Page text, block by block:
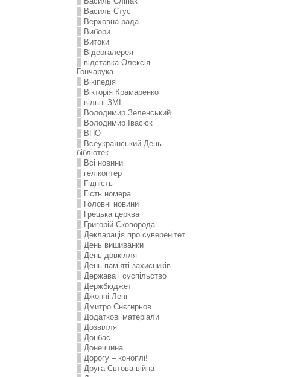
Василь Стус
Верховна рада
Вибори
Витоки
Відеогалерея
відставка Олексія
Гончарука
Вікіпедія
Вікторія Крамаренко
вільні ЗМІ
Володимир Зеленський
Володимир Івасюк
ВПО
Всеукраїнський День
бібліотек
Всі новини
гелікоптер
Гідність
Гість номера
Головні новини
Грецька церква
Григорій Сковорода
Декларація про суверенітет
День вишиванки
День довкілля
День пам’яті захисників
Держава і суспільство
Держбюджет
Джонні Ленг
Дмитро Снєгирьов
Додаткові матеріали
Дозвілля
Донбас
Донеччина
Дорогу – коноплі!
Друга Свтова війна